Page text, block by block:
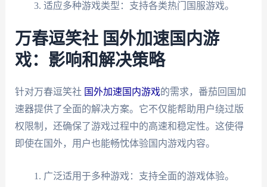
适应多种游戏类型：支持各类热门国服游戏。
万春逗笑社 国外加速国内游
戏：影响和解决策略
针对万春逗笑社 国外加速国内游戏的需求，番茄回国加
速器提供了全面的解决方案。它不仅能帮助用户绕过版
权限制，还确保了游戏过程中的高速和稳定性。这使得
即使在国外，用户也能畅忱体验国内游戏内容。
广泛适用于多种游戏：支持全面的游戏体验。